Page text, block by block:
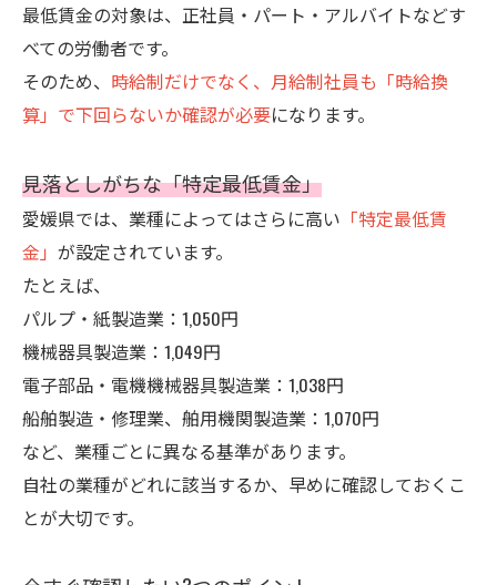
最低賃金の対象は、正社員・パート・アルバイトなどす
べての労働者です。
そのため、 時給制だけでなく、月給制社員も「時給換
算」で下回らないか確認が必要になります。
見落としがちな「特定最低賃金」
愛媛県では、業種によってはさらに高い 「特定最低賃
金」 が設定されています。
たとえば、
パルプ・紙製造業：1,050円
機械器具製造業：1,049円
電子部品・電機機械器具製造業：1,038円
船舶製造・修理業、舶用機関製造業：1,070円
など、業種ごとに異なる基準があります。
自社の業種がどれに該当するか、早めに確認しておくこ
とが大切です。